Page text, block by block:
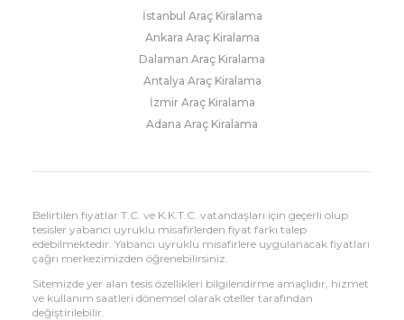
İstanbul Araç Kiralama
Ankara Araç Kiralama
Dalaman Araç Kiralama
Antalya Araç Kiralama
İzmir Araç Kiralama
Adana Araç Kiralama
Belirtilen fiyatlar T.C. ve K.K.T.C. vatandaşları için geçerli olup
tesisler yabancı uyruklu misafirlerden fiyat farkı talep
edebilmektedir. Yabancı uyruklu misafirlere uygulanacak fiyatları
çağrı merkezimizden öğrenebilirsiniz.
Sitemizde yer alan tesis özellikleri bilgilendirme amaçlıdır, hizmet
ve kullanım saatleri dönemsel olarak oteller tarafından
değiştirilebilir.